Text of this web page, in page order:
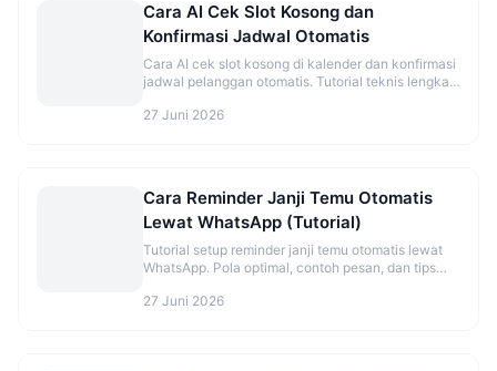
Cara AI Cek Slot Kosong dan
Konfirmasi Jadwal Otomatis
Cara AI cek slot kosong di kalender dan konfirmasi
jadwal pelanggan otomatis. Tutorial teknis lengkap
27 Juni 2026
Cara Reminder Janji Temu Otomatis
Lewat WhatsApp (Tutorial)
Tutorial setup reminder janji temu otomatis lewat
WhatsApp. Pola optimal, contoh pesan, dan tips
27 Juni 2026